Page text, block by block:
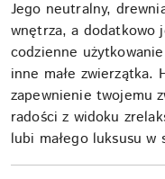
Jego neutralny,
wnętrza, a dodatkowo
codzienne
inne małe zwierzątka.
zapewnienie twojemu
radości z widoku
lubi małego luksusu w